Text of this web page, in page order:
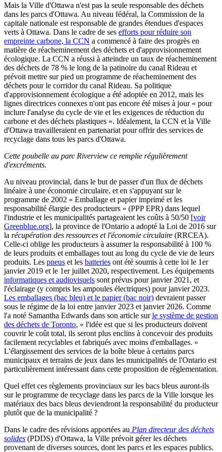
Mais la Ville d'Ottawa n'est pas la seule responsable des déchets
dans les parcs d'Ottawa. Au niveau fédéral, la Commission de la
capitale nationale est responsable de grandes étendues d'espaces
verts à Ottawa. Dans le cadre de ses efforts pour réduire son
empreinte carbone, la CCN a commencé à faire des progrès en
matière de réacheminement des déchets et d'approvisionnement
écologique. La CCN a réussi à atteindre un taux de réacheminement
des déchets de 78 % le long de la patinoire du canal Rideau et
prévoit mettre sur pied un programme de réacheminement des
déchets pour le corridor du canal Rideau. Sa politique
d'approvisionnement écologique a été adoptée en 2012, mais les
lignes directrices connexes n'ont pas encore été mises à jour « pour
inclure l'analyse du cycle de vie et les exigences de réduction du
carbone et des déchets plastiques ». Idéalement, la CCN et la Ville
d'Ottawa travailleraient en partenariat pour offrir des services de
recyclage dans tous les parcs d'Ottawa.
Cette poubelle au parc Riverview ce remplie régulièrement
d'excréments.
Au niveau provincial, dans le but de passer d'un flux de déchets
linéaire à une économie circulaire, et en s'appuyant sur le
programme de 2002 « Emballage et papier imprimé et les
responsabilité élargie des producteurs » (PPP EPR) dans lequel
l'industrie et les municipalités partageaient les coûts à 50/50 [voir
Greenblue.org], la province de l'Ontario a adopté la Loi de 2016 sur
la récupération des ressources et l'économie circulaire (RRCEA).
Celle-ci oblige les producteurs à assumer la responsabilité à 100 %
de leurs produits et emballages tout au long du cycle de vie de leurs
produits. Les pneus et les batteries ont été soumis à cette loi le 1er
janvier 2019 et le 1er juillet 2020, respectivement. Les équipements
informatiques et audiovisuels sont prévus pour janvier 2021, et
l'éclairage (y compris les ampoules électriques) pour janvier 2023.
Les emballages (bac bleu) et le papier (bac noir) devraient passer
sous le régime de la loi entre janvier 2023 et janvier 2026. Comme
l'a noté Samantha Edwards dans son article surle système de gestion
des déchets de Toronto, « l'idée est que si les producteurs doivent
couvrir le coût total, ils seront plus enclins à concevoir des produits
facilement recyclables et fabriqués avec moins d'emballages. »
L'élargissement des services de la boîte bleue à certains parcs
municipaux et terrains de jeux dans les municipalités de l'Ontario est
particulièrement intéressant dans cette proposition de réglementation.
Quel effet ces règlements provinciaux sur les bacs bleus auront-ils
sur le programme de recyclage dans les parcs de la Ville lorsque les
matériaux des bacs bleus deviendront la responsabilité du producteur
plutôt que de la municipalité ?
Dans le cadre des révisions apportées au Plan directeur des déchets
solides (PDDS) d'Ottawa, la Ville prévoit gérer les déchets
provenant de diverses sources, dont les parcs et les espaces publics.